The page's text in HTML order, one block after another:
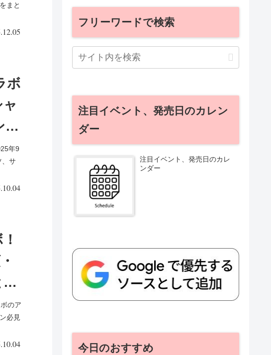
まと
ボ
ダ
ス
ッ
年9
、サ
、
が
イ
のア
必見
フリーワードで検索
注目イベント、発売日のカレン
ダー
注目イベント、発売日のカレ
ンダー
今日のおすすめ